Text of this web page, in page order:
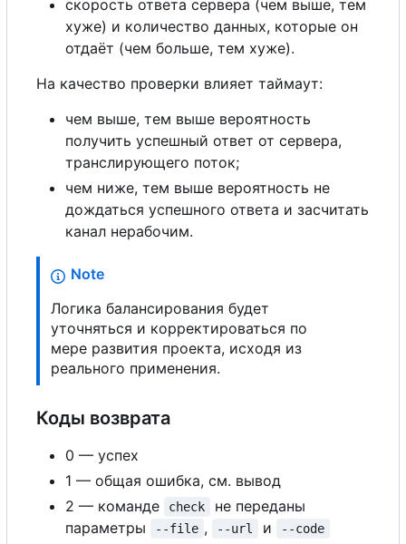
скорость ответа сервера (чем выше, тем
хуже) и количество данных, которые он
отдаёт (чем больше, тем хуже).
На качество проверки влияет таймаут:
чем выше, тем выше вероятность
получить успешный ответ от сервера,
транслирующего поток;
чем ниже, тем выше вероятность не
дождаться успешного ответа и засчитать
канал нерабочим.
Note
Логика балансирования будет
уточняться и корректироваться по
мере развития проекта, исходя из
реального применения.
Коды возврата
0 — успех
1 — общая ошибка, см. вывод
2 — команде
check
не переданы
параметры
--file , --url и --code